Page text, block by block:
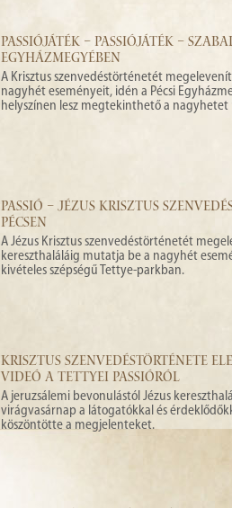
PASSIÓJÁTÉK – PASSIÓJÁTÉK –
EGYHÁZMEGYÉBEN
A Krisztus szenvedéstörténetét
nagyhét eseményeit, idén a Pécsi
helyszínen lesz megtekinthető a
PASSIÓ – JÉZUS KRISZTUS
PÉCSEN
A Jézus Krisztus szenvedéstörténetét
kereszthaláláig mutatja be a nagyhét
kivételes szépségű Tettye-parkban.
KRISZTUS SZENVEDÉSTÖRTÉNETE
VIDEÓ A TETTYEI PASSIÓRÓL
A jeruzsálemi bevonulástól Jézus
virágvasárnap a látogatókkal és
köszöntötte a megjelenteket.